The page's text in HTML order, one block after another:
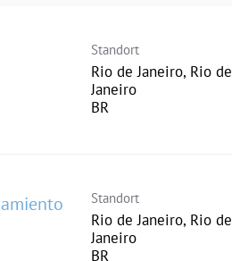
Standort
Rio de Janeiro, Rio de
Janeiro
Standort
Rio de Janeiro, Rio de
Janeiro